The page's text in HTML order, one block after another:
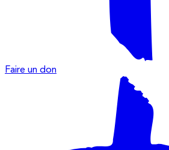
Faire un don